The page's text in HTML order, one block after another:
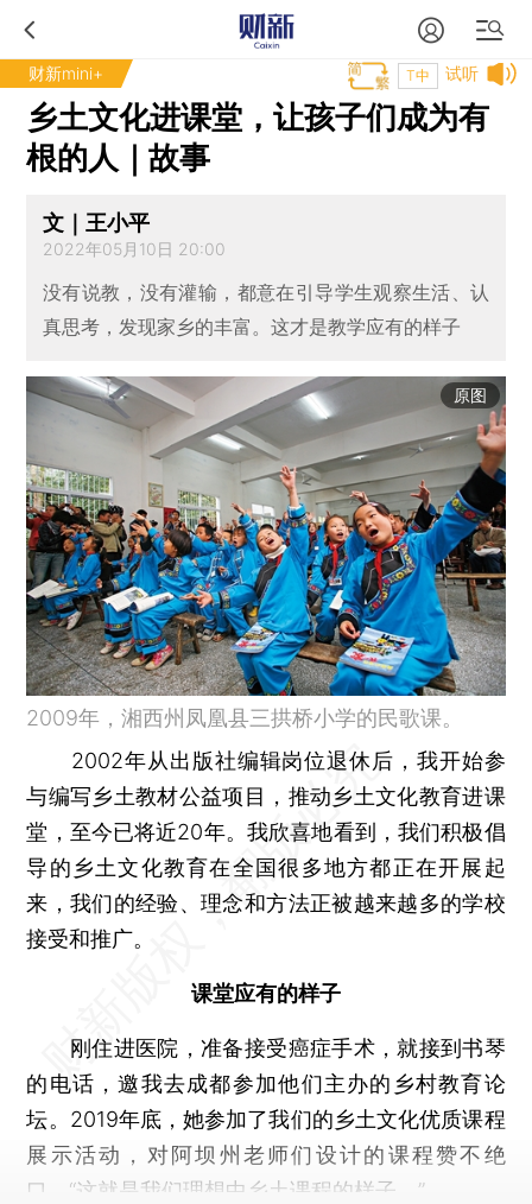
财新mini+ 试听
T中
乡土文化进课堂，让孩子们成为有
根的人｜故事
文｜王小平
2022年05月10日 20:00
没有说教，没有灌输，都意在引导学生观察生活、认
真思考，发现家乡的丰富。这才是教学应有的样子
原图
2009年，湘西州凤凰县三拱桥小学的民歌课。
2002年从出版社编辑岗位退休后，我开始参
与编写乡土教材公益项目，推动乡土文化教育进课
堂，至今已将近20年。我欣喜地看到，我们积极倡
导的乡土文化教育在全国很多地方都正在开展起
来，我们的经验、理念和方法正被越来越多的学校
接受和推广。
课堂应有的样子
刚住进医院，准备接受癌症手术，就接到书琴
的电话，邀我去成都参加他们主办的乡村教育论
坛。2019年底，她参加了我们的乡土文化优质课程
展示活动，对阿坝州老师们设计的课程赞不绝
口，“这就是我们理想中乡土课程的样子。”